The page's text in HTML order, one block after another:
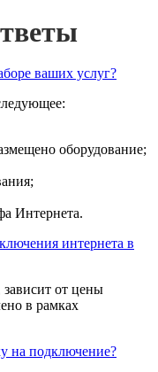
ваших услуг?
оборудование;
Интернета.
интернета в
зависит от цены
в рамках
на подключение?